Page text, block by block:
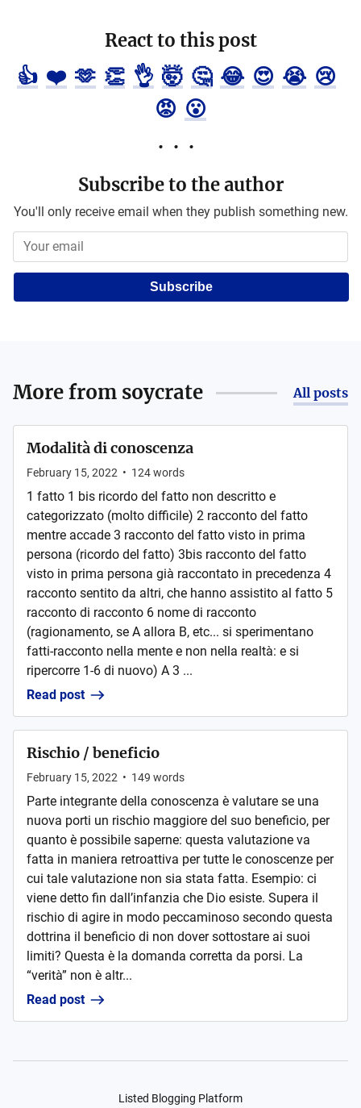
React to this post
👍 ❤️ 🫶 👏 👌 🤯 🤔 😂 😍 😭 😢
😡 😮
Subscribe to the author
You'll only receive email when they publish something new.
Subscribe
More from soycrate All posts
Modalità di conoscenza
February 15, 2022 • 124words
1 fatto 1 bis ricordo del fatto non descritto e
categorizzato (molto difficile) 2 racconto del fatto
mentre accade 3 racconto del fatto visto in prima
persona (ricordo del fatto) 3bis racconto del fatto
visto in prima persona già raccontato in precedenza 4
racconto sentito da altri, che hanno assistito al fatto 5
racconto di racconto 6 nome di racconto
(ragionamento, se A allora B, etc... si sperimentano
fatti-racconto nella mente e non nella realtà: e si
ripercorre 1-6 di nuovo) A 3 ...
Read post
Rischio / beneficio
February 15, 2022 • 149 words
Parte integrante della conoscenza è valutare se una
nuova porti un rischio maggiore del suo beneficio, per
quanto è possibile saperne: questa valutazione va
fatta in maniera retroattiva per tutte le conoscenze per
cui tale valutazione non sia stata fatta. Esempio: ci
viene detto fin dall’infanzia che Dio esiste. Supera il
rischio di agire in modo peccaminoso secondo questa
dottrina il beneficio di non dover sottostare ai suoi
limiti? Questa è la domanda corretta da porsi. La
“verità” non è altr...
Read post
Listed Blogging Platform